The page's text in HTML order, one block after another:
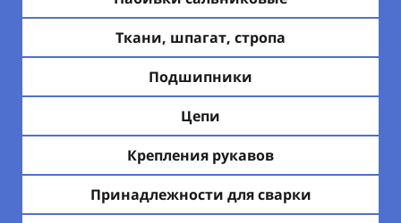
Ткани, шпагат, стропа
Подшипники
Цепи
Крепления рукавов
Принадлежности для сварки